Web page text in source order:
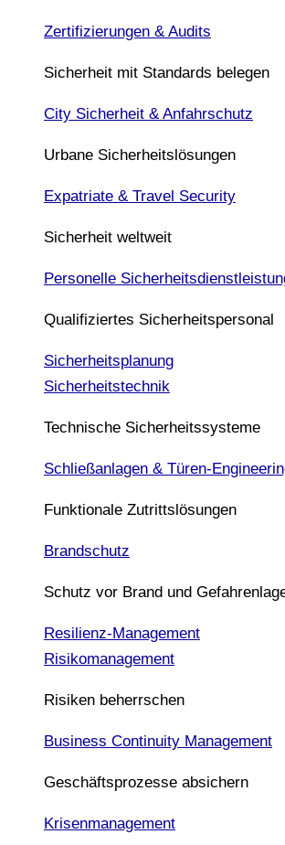
Zertifizierungen & Audits
Sicherheit mit Standards belegen
City Sicherheit & Anfahrschutz
Urbane Sicherheitslösungen
Expatriate & Travel Security
Sicherheit weltweit
Personelle
Qualifiziertes Sicherheitspersonal
Sicherheitsplanung
Sicherheitstechnik
Technische Sicherheitssysteme
Schließanlagen & Türen-
Funktionale Zutrittslösungen
Brandschutz
Schutz vor Brand und
Resilienz-Management
Risikomanagement
Risiken beherrschen
Business Continuity Management
Geschäftsprozesse absichern
Krisenmanagement